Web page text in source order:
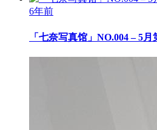
6年前
「七奈写真馆」NO.004 – 5